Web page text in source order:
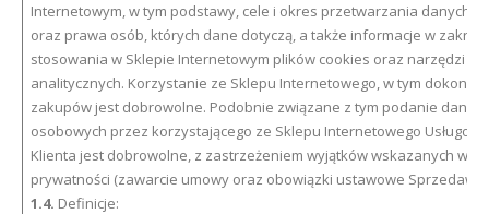
Internetowym, w tym podstawy, cele i okres przetwarzania danych
oraz prawa osób, których dane dotyczą, a także informacje w
stosowania w Sklepie Internetowym plików cookies oraz narzędzi
analitycznych. Korzystanie ze Sklepu Internetowego, w tym
zakupów jest dobrowolne. Podobnie związane z tym podanie danych
osobowych przez korzystającego ze Sklepu Internetowego
Klienta jest dobrowolne, z zastrzeżeniem wyjątków wskazanych w
prywatności (zawarcie umowy oraz obowiązki ustawowe
1.4. Definicje: